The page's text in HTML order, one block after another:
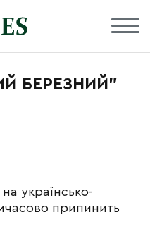
БЕРЕЗНИЙ"
українсько-
припинить